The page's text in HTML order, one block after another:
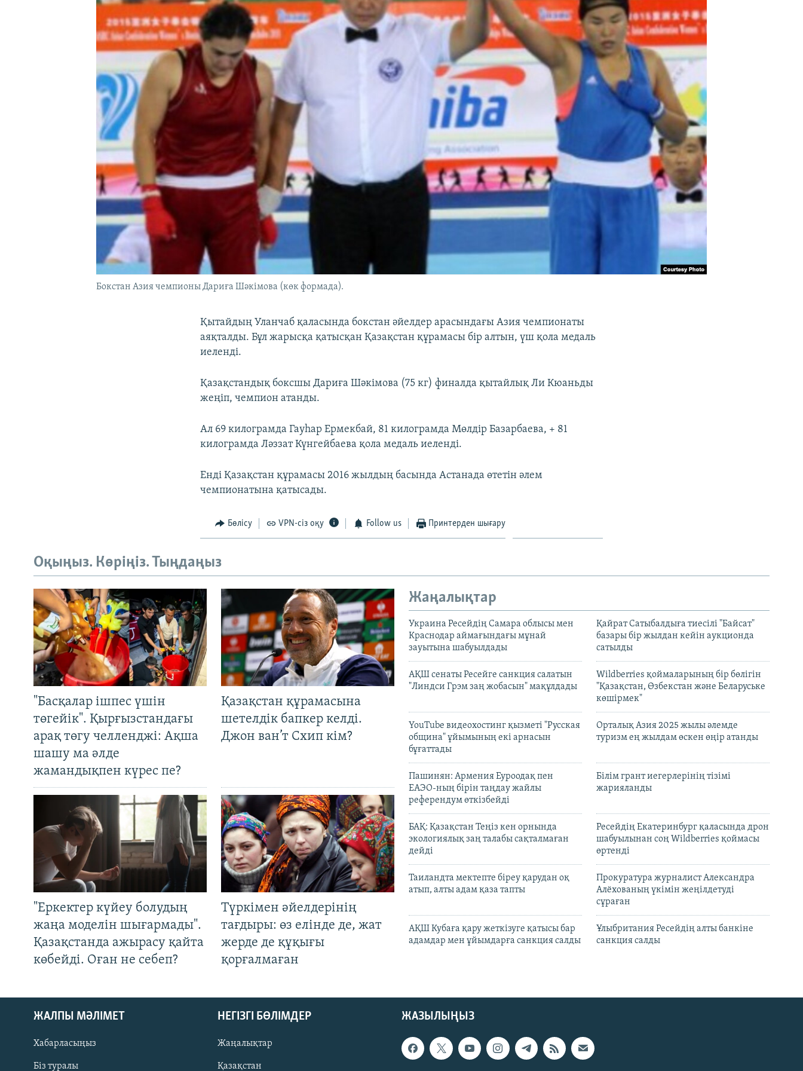
Бокстан Азия чемпионы Дариға Шәкімова (көк формада).
Қытайдың Уланчаб қаласында бокстан әйелдер арасындағы Азия чемпионаты
аяқталды. Бұл жарысқа қатысқан Қазақстан құрамасы бір алтын, үш қола медаль
иеленді.
Қазақстандық боксшы Дариға Шәкімова (75 кг) финалда қытайлық Ли Кюаньды
жеңіп, чемпион атанды.
Ал 69 килограмда Гауһар Ермекбай, 81 килограмда Мөлдір Базарбаева, + 81
килограмда Ләззат Күнгейбаева қола медаль иеленді.
Енді Қазақстан құрамасы 2016 жылдың басында Астанада өтетін әлем
чемпионатына қатысады.
Бөлісу VPN-сіз оқу Follow us Принтерден шығару
Оқыңыз. Көріңіз. Тыңдаңыз
"Басқалар ішпес үшін
төгейік". Қырғызстандағы
арақ төгу челленджі: Ақша
шашу ма әлде
жамандықпен күрес пе?
Қазақстан құрамасына
шетелдік бапкер келді.
Джон ван’т Схип кім?
"Еркектер күйеу болудың
жаңа моделін шығармады".
Қазақстанда ажырасу қайта
көбейді. Оған не себеп?
Түркімен әйелдерінің
тағдыры: өз елінде де, жат
жерде де құқығы
қорғалмаған
Жаңалықтар
Украина Ресейдің Самара облысы мен
Краснодар аймағындағы мұнай
зауытына шабуылдады
Қайрат Сатыбалдыға тиесілі "Байсат"
базары бір жылдан кейін аукционда
сатылды
АҚШ сенаты Ресейге санкция салатын
"Линдси Грэм заң жобасын" мақұлдады
Wildberries қоймаларының бір бөлігін
"Қазақстан, Өзбекстан және Беларуське
көшірмек"
YouTube видеохостинг қызметі "Русская
община" ұйымының екі арнасын
бұғаттады
Орталық Азия 2025 жылы әлемде
туризм ең жылдам өскен өңір атанды
Пашинян: Армения Еуроодақ пен
ЕАЭО-ның бірін таңдау жайлы
референдум өткізбейді
Білім грант иегерлерінің тізімі
жарияланды
БАҚ: Қазақстан Теңіз кен орнында
экологиялық заң талабы сақталмаған
дейді
Ресейдің Екатеринбург қаласында дрон
шабуылынан соң Wildberries қоймасы
өртенді
Таиландта мектепте біреу қарудан оқ
атып, алты адам қаза тапты
Прокуратура журналист Александра
Алёхованың үкімін жеңілдетуді
сұраған
АҚШ Кубаға қару жеткізуге қатысы бар
адамдар мен ұйымдарға санкция салды
Ұлыбритания Ресейдің алты банкіне
санкция салды
ЖАЗЫЛЫҢЫЗ
ЖАЛПЫ МӘЛІМЕТ
Хабарласыңыз
Біз туралы
НЕГІЗГІ БӨЛІМДЕР
Жаңалықтар
Қазақстан